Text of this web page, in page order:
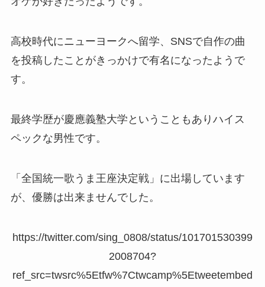
高校時代にニューヨークへ留学、SNSで自作の曲
を投稿したことがきっかけで有名になったようで
す。
最終学歴が慶應義塾大学ということもありハイス
ペックな男性です。
「全国統一歌うま王座決定戦」に出場しています
が、優勝は出来ませんでした。
https://twitter.com/sing_0808/status/101701530399
2008704?
ref_src=twsrc%5Etfw%7Ctwcamp%5Etweetembed